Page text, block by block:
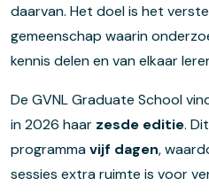
daarvan. Het doel is het
gemeenschap waarin
kennis delen en van elkaar
De GVNL Graduate School
in 2026 haar zesde editie.
programmavijf dagen,
sessies extra ruimte is voor